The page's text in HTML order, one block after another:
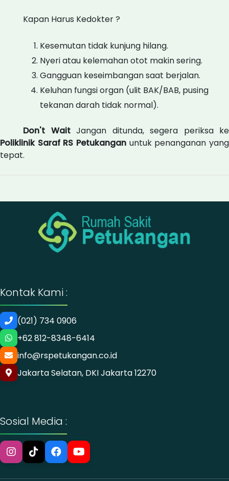
Kapan Harus Kedokter ?
Kesemutan tidak kunjung hilang.
Nyeri atau kelemahan otot makin sering.
Gangguan keseimbangan saat berjalan.
Keluhan fungsi organ (ulit BAK/BAB, pusing
tekanan darah tidak normal).
Don't WaitJangan ditunda, segera periksa ke
Poliklinik Saraf RS Petukangan untuk penanganan yang
tepat.
Kontak Kami :
(021) 734 0906
+62 812-8348-6414
info@rspetukangan.co.id
Jakarta Selatan, DKI Jakarta 12270
Sosial Media :